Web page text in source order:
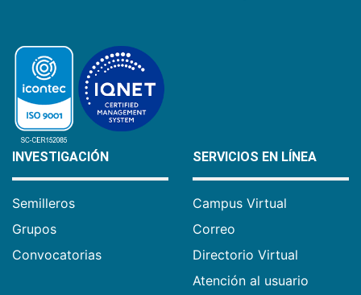
INVESTIGACIÓN
Semilleros
Grupos
Convocatorias
SERVICIOS EN LÍNEA
Campus Virtual
Correo
Directorio Virtual
Atención al usuario